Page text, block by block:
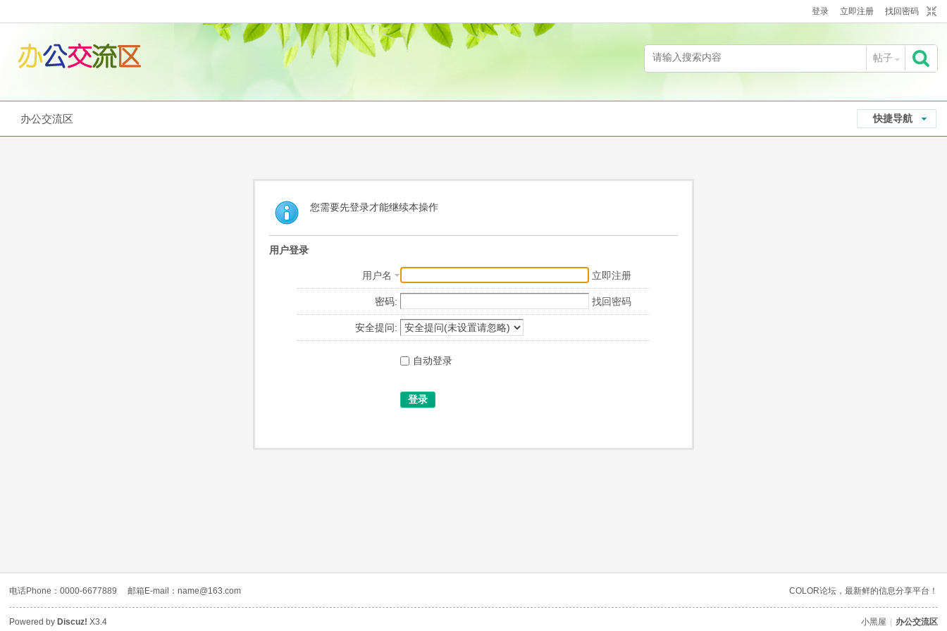
登录 立即注册 找回密码
帖子
索
快捷导航
办公交流区
您需要先登录才能继续本操作
用户登录
用户名 立即注册
密码: 找回密码
安全提问:
自动登录
登录
电话Phone：0000-6677889 邮箱E-mail：name@163.com COLOR论坛，最新鲜的信息分享平台！
小黑屋 办公交流区
Powered by Discuz! X3.4